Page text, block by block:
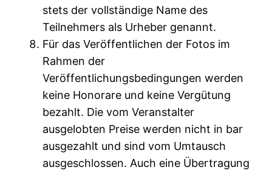
stets der vollständige Name des
Teilnehmers als Urheber genannt.
Für das Veröffentlichen der Fotos im
Rahmen der
Veröffentlichungsbedingungen werden
keine Honorare und keine Vergütung
bezahlt. Die vom Veranstalter
ausgelobten Preise werden nicht in bar
ausgezahlt und sind vom Umtausch
ausgeschlossen. Auch eine Übertragung